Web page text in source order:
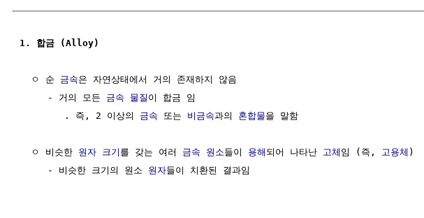
1. 합금 (Alloy)
  ㅇ 순
금속은 자연상태에서 거의 존재하지 않음
     - 거의 모든
금속 물질 이 합금 임
        . 즉, 2 이상의
금속 또는 비금속과의 혼합물을 말함
  ㅇ 비슷한
원자 크기 를 갖는 여러 금속 원소들이 용해 되어 나타난 고체 임 (즉, 고용체 )
     - 비슷한 크기의 원소
원자들이 치환된 결과임